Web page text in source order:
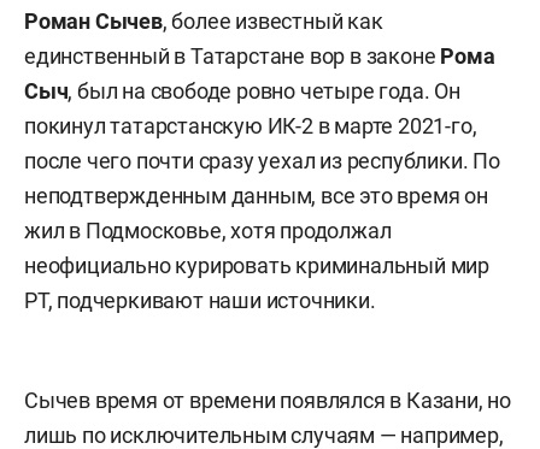
Роман Сычев, более известный как
единственный в Татарстане вор в законе Рома
Сыч, был на свободе ровно четыре года. Он
покинул татарстанскую ИК-2 в марте 2021-го,
после чего почти сразу уехал из республики. По
неподтвержденным данным, все это время он
жил в Подмосковье, хотя продолжал
неофициально курировать криминальный мир
РТ, подчеркивают наши источники.
Сычев время от времени появлялся в Казани, но
лишь по исключительным случаям — например,